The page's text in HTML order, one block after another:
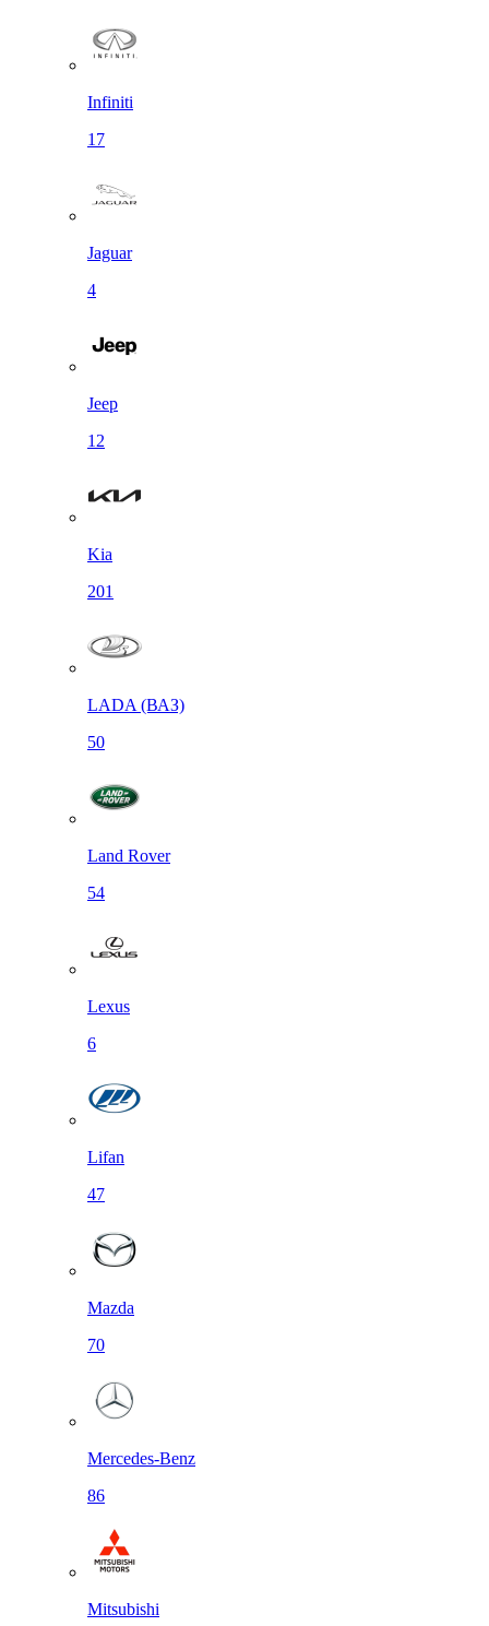
Infiniti
17
Jaguar
4
Jeep
12
Kia
201
LADA (ВАЗ)
50
Land Rover
54
Lexus
6
Lifan
47
Mazda
70
Mercedes-Benz
86
Mitsubishi